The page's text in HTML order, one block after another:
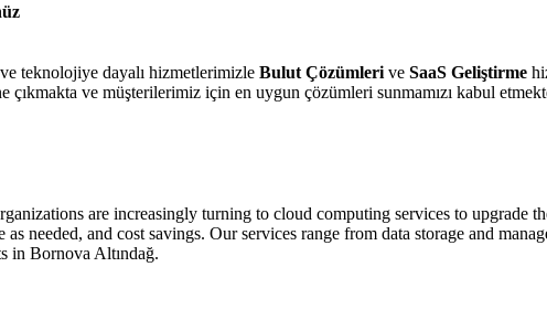
teknolojiye dayalı hizmetlerimizle Bulut Çözümleri ve SaaS Geliştirme
ve müşterilerimiz için en uygun çözümleri sunmamızı kabul
are increasingly turning to cloud computing services to upgrade
needed, and cost savings. Our services range from data storage and
in Bornova Altındağ.